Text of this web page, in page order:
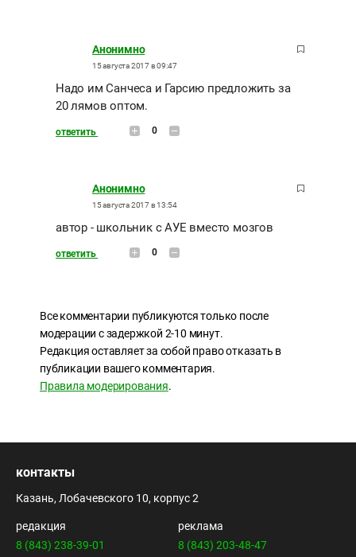
Анонимно
15 августа 2017 в 09:47
Надо им Санчеса и Гарсию предложить за
20 лямов оптом.
ответить 0
Анонимно
15 августа 2017 в 13:54
автор - школьник с АУЕ вместо мозгов
ответить 0
Все комментарии публикуются только после
модерации с задержкой 2-10 минут.
Редакция оставляет за собой право отказать в
публикации вашего комментария.
Правила модерирования.
контакты
Казань, Лобачевского 10, корпус 2
редакция
8 (843) 238-39-01
реклама
8 (843) 203-48-47